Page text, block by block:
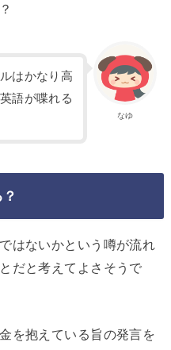
なゆ
はかなり高
語が喋れる
はないかという噂が流れ
だと考えてよさそうで
を抱えている旨の発言を